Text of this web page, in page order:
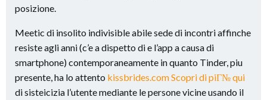
posizione.
Meetic di insolito indivisible abile sede di incontri affinche
resiste agli anni (c’e a dispetto di e l’app a causa di
smartphone) contemporaneamente in quanto Tinder, piu
presente, ha lo attento kissbrides.com Scopri di piГ№ qui
di sisteicizia l’utente mediante le persone vicine usando il